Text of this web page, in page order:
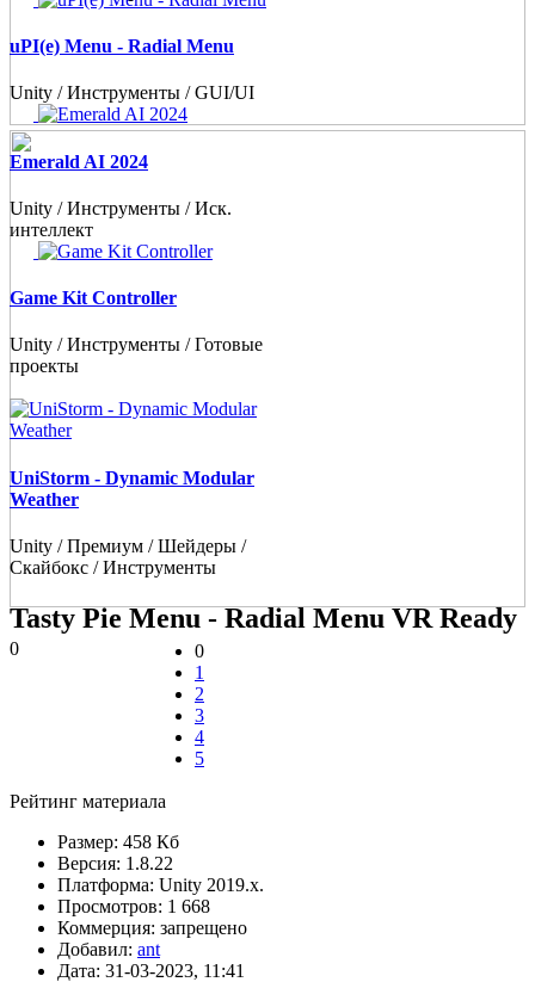
uPI(e) Menu - Radial Menu
Unity / Инструменты / GUI/UI
Emerald AI 2024
Unity / Инструменты / Иск.
интеллект
Game Kit Controller
Unity / Инструменты / Готовые
проекты
UniStorm - Dynamic Modular
Weather
Unity / Премиум / Шейдеры /
Скайбокс / Инструменты
Tasty Pie Menu - Radial Menu VR Ready
0
0
1
2
3
4
5
Рейтинг материала
Размер: 458 Кб
Версия: 1.8.22
Платформа: Unity 2019.x.
Просмотров: 1 668
Коммерция: запрещено
Добавил: ant
Дата: 31-03-2023, 11:41